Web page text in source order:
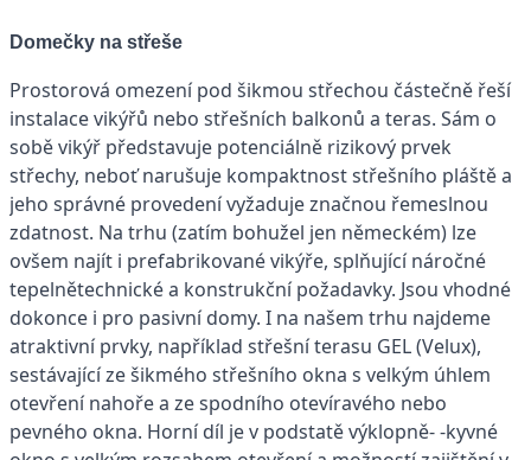
Domečky na střeše
Prostorová omezení pod šikmou střechou částečně řeší
instalace vikýřů nebo střešních balkonů a teras. Sám o
sobě vikýř představuje potenciálně rizikový prvek
střechy, neboť narušuje kompaktnost střešního pláště a
jeho správné provedení vyžaduje značnou řemeslnou
zdatnost. Na trhu (zatím bohužel jen německém) lze
ovšem najít i prefabrikované vikýře, splňující náročné
tepelnětechnické a konstrukční požadavky. Jsou vhodné
dokonce i pro pasivní domy. I na našem trhu najdeme
atraktivní prvky, například střešní terasu GEL (Velux),
sestávající ze šikmého střešního okna s velkým úhlem
otevření nahoře a ze spodního otevíravého nebo
pevného okna. Horní díl je v podstatě výklopně- -kyvné